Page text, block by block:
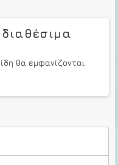
θα εμφανίζονται